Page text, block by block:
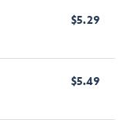
$5.29
$5.49